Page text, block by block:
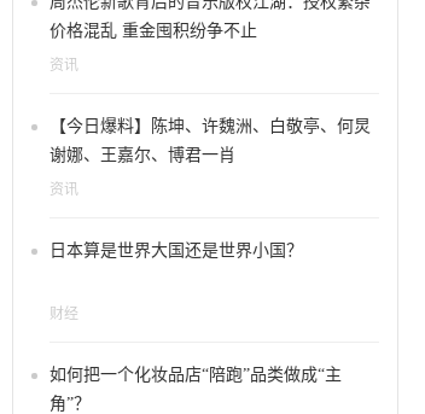
价格混乱 重金囤积纷争不止
资讯
【今日爆料】陈坤、许魏洲、白敬亭、何炅
谢娜、王嘉尔、博君一肖
资讯
日本算是世界大国还是世界小国？
财经
如何把一个化妆品店“陪跑”品类做成“主
角”？